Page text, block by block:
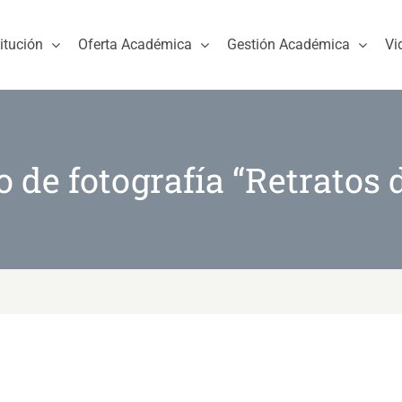
Oferta Académica Gestión Académica
de fotografía “Retratos